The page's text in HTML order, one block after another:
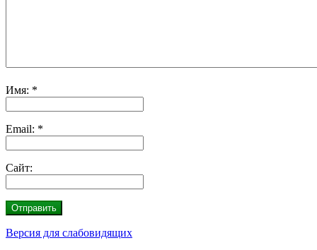
Имя: *
Email: *
Сайт:
Версия для слабовидящих